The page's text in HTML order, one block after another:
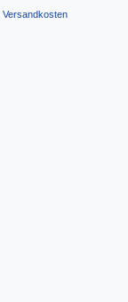
Versandkosten